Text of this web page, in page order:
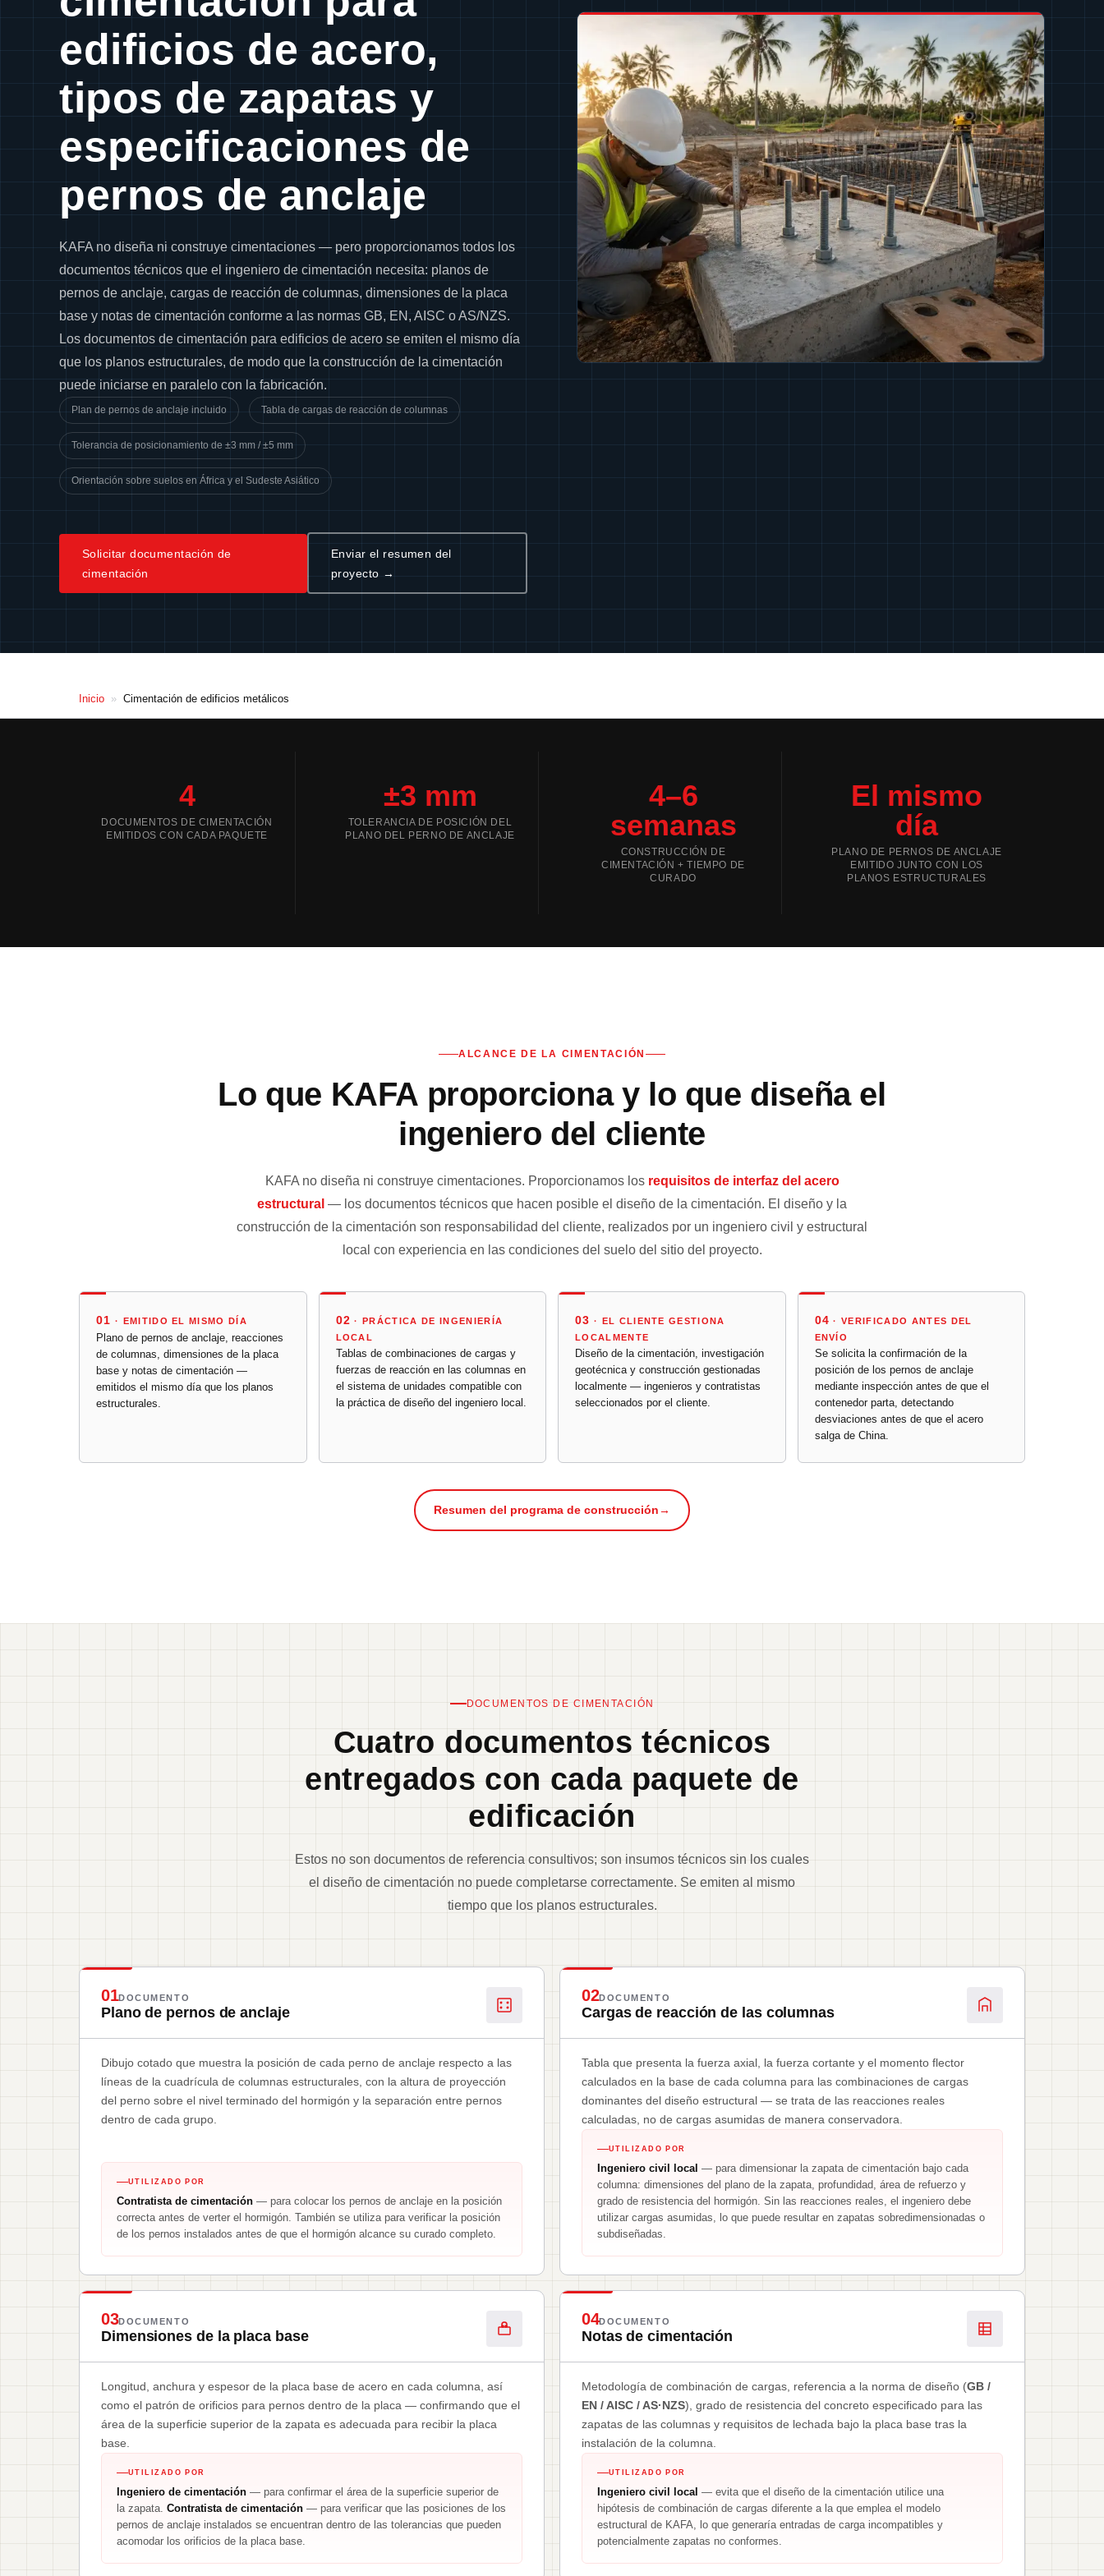
edificios de acero,
tipos de zapatas y
especificaciones de
pernos de anclaje
KAFA no diseña ni construye cimentaciones — pero proporcionamos todos los
documentos técnicos que el ingeniero de cimentación necesita: planos de
pernos de anclaje, cargas de reacción de columnas, dimensiones de la placa
base y notas de cimentación conforme a las normas GB, EN, AISC o AS/NZS.
Los documentos de cimentación para edificios de acero se emiten el mismo día
que los planos estructurales, de modo que la construcción de la cimentación
puede iniciarse en paralelo con la fabricación.
Plan de pernos de anclaje incluido Tabla de cargas de reacción de columnas
Tolerancia de posicionamiento de ±3 mm / ±5 mm
Orientación sobre suelos en África y el Sudeste Asiático
Solicitar documentación de
cimentación
Enviar el resumen del
proyecto →
Inicio » Cimentación de edificios metálicos
4
DOCUMENTOS DE CIMENTACIÓN
EMITIDOS CON CADA PAQUETE
±3 mm
TOLERANCIA DE POSICIÓN DEL
PLANO DEL PERNO DE ANCLAJE
4–6
semanas
CONSTRUCCIÓN DE
CIMENTACIÓN + TIEMPO DE
CURADO
El mismo
día
PLANO DE PERNOS DE ANCLAJE
EMITIDO JUNTO CON LOS
PLANOS ESTRUCTURALES
ALCANCE DE LA CIMENTACIÓN
Lo que KAFA proporciona y lo que diseña el
ingeniero del cliente
KAFA no diseña ni construye cimentaciones. Proporcionamos los requisitos de interfaz del acero
estructural — los documentos técnicos que hacen posible el diseño de la cimentación. El diseño y la
construcción de la cimentación son responsabilidad del cliente, realizados por un ingeniero civil y estructural
local con experiencia en las condiciones del suelo del sitio del proyecto.
01 · EMITIDO EL MISMO DÍA
Plano de pernos de anclaje, reacciones
de columnas, dimensiones de la placa
base y notas de cimentación —
emitidos el mismo día que los planos
estructurales.
02 · PRÁCTICA DE INGENIERÍA
LOCAL
Tablas de combinaciones de cargas y
fuerzas de reacción en las columnas en
el sistema de unidades compatible con
la práctica de diseño del ingeniero local.
03 · EL CLIENTE GESTIONA
LOCALMENTE
Diseño de la cimentación, investigación
geotécnica y construcción gestionadas
localmente — ingenieros y contratistas
seleccionados por el cliente.
04 · VERIFICADO ANTES DEL
ENVÍO
Se solicita la confirmación de la
posición de los pernos de anclaje
mediante inspección antes de que el
contenedor parta, detectando
desviaciones antes de que el acero
salga de China.
Resumen del programa de construcción →
DOCUMENTOS DE CIMENTACIÓN
Cuatro documentos técnicos
entregados con cada paquete de
edificación
Estos no son documentos de referencia consultivos; son insumos técnicos sin los cuales
el diseño de cimentación no puede completarse correctamente. Se emiten al mismo
tiempo que los planos estructurales.
01DOCUMENTO
Plano de pernos de anclaje
Dibujo cotado que muestra la posición de cada perno de anclaje respecto a las
líneas de la cuadrícula de columnas estructurales, con la altura de proyección
del perno sobre el nivel terminado del hormigón y la separación entre pernos
dentro de cada grupo.
UTILIZADO POR
Contratista de cimentación — para colocar los pernos de anclaje en la posición
correcta antes de verter el hormigón. También se utiliza para verificar la posición
de los pernos instalados antes de que el hormigón alcance su curado completo.
02DOCUMENTO
Cargas de reacción de las columnas
Tabla que presenta la fuerza axial, la fuerza cortante y el momento flector
calculados en la base de cada columna para las combinaciones de cargas
dominantes del diseño estructural — se trata de las reacciones reales
calculadas, no de cargas asumidas de manera conservadora.
UTILIZADO POR
Ingeniero civil local — para dimensionar la zapata de cimentación bajo cada
columna: dimensiones del plano de la zapata, profundidad, área de refuerzo y
grado de resistencia del hormigón. Sin las reacciones reales, el ingeniero debe
utilizar cargas asumidas, lo que puede resultar en zapatas sobredimensionadas o
subdiseñadas.
03DOCUMENTO
Dimensiones de la placa base
Longitud, anchura y espesor de la placa base de acero en cada columna, así
como el patrón de orificios para pernos dentro de la placa — confirmando que el
área de la superficie superior de la zapata es adecuada para recibir la placa
base.
UTILIZADO POR
Ingeniero de cimentación — para confirmar el área de la superficie superior de
la zapata. Contratista de cimentación — para verificar que las posiciones de los
pernos de anclaje instalados se encuentran dentro de las tolerancias que pueden
acomodar los orificios de la placa base.
04DOCUMENTO
Notas de cimentación
Metodología de combinación de cargas, referencia a la norma de diseño (GB /
EN / AISC / AS·NZS), grado de resistencia del concreto especificado para las
zapatas de las columnas y requisitos de lechada bajo la placa base tras la
instalación de la columna.
UTILIZADO POR
Ingeniero civil local — evita que el diseño de la cimentación utilice una
hipótesis de combinación de cargas diferente a la que emplea el modelo
estructural de KAFA, lo que generaría entradas de carga incompatibles y
potencialmente zapatas no conformes.